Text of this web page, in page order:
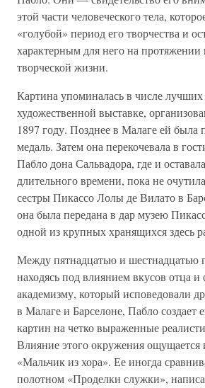
этой части человеческого тела,
«голубой» период его творчества и
характерным для него на протяжении
творческой жизни.
Картина упоминалась в числе
художественной выставке,
1897 году. Позднее в Малаге ей была
медаль. Затем она перекочевала в
Пабло дона Сальвадора, где и
длительного времени, пока не
сестры Пикассо Лолы де Вилато в
она была передана в дар музею
одной из крупных хранящихся здесь
Между пятнадцатью и шестнадцатью
находясь под влиянием вкусов отца и
академизму, который исповедовали
в Малаге и Барселоне, Пабло создает
картин на четко выраженные
Влияние этого окружения ощущается
«Мальчик из хора». Ее иногда
полотном «Проделки служки»,